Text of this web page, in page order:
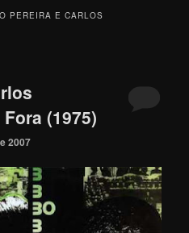
PEREIRA E CARLOS
(1975)
2007